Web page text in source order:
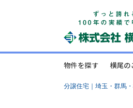
物件を探す 横尾の
分譲住宅｜埼玉・群馬